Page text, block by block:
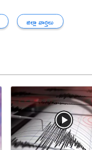
జిల్లా వార్తలు